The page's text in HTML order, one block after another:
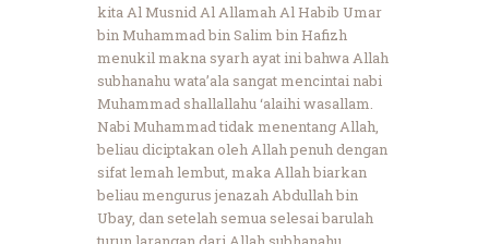
kita Al Musnid Al Allamah Al Habib Umar
bin Muhammad bin Salim bin Hafizh
menukil makna syarh ayat ini bahwa Allah
subhanahu wata’ala sangat mencintai nabi
Muhammad shallallahu ‘alaihi wasallam.
Nabi Muhammad tidak menentang Allah,
beliau diciptakan oleh Allah penuh dengan
sifat lemah lembut, maka Allah biarkan
beliau mengurus jenazah Abdullah bin
Ubay, dan setelah semua selesai barulah